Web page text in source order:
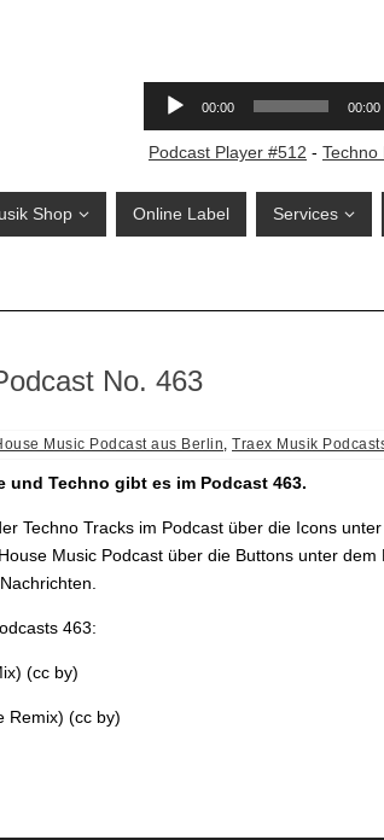
Podcast Player #512 - Techno
Shop Online Label Services
No. 463
Music Podcast aus Berlin, Traex Musik
und Techno gibt es im Podcast 463.
Techno Tracks im Podcast über die Icons
Music Podcast über die Buttons unter dem
463:
(cc by)
Remix) (cc by)